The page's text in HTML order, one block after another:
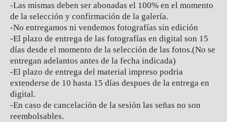
-Las mismas deben ser abonadas el 100% en el momento
de la selección y confirmación de la galería.
-No entregamos ni vendemos fotografías sin edición
-El plazo de entrega de las fotografías en digital son 15
días desde el momento de la selección de las fotos.(No se
entregan adelantos antes de la fecha indicada)
-El plazo de entrega del material impreso podria
extenderse de 10 hasta 15 días despues de la entrega en
digital.
-En caso de cancelación de la sesión las señas no son
reembolsables.